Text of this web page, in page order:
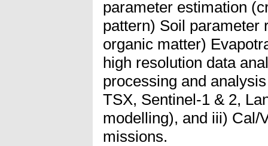
parameter estimation
pattern) Soil parameter
organic matter)
high resolution data
processing and
TSX, Sentinel-1 & 2,
modelling), and iii) Cal/
missions.